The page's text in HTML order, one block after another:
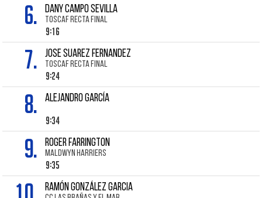
6. DANY CAMPO SEVILLA
TOSCAF RECTA FINAL
9:16
7. JOSE SUAREZ FERNANDEZ
TOSCAF RECTA FINAL
9:24
8. ALEJANDRO GARCÍA
9:34
9. ROGER FARRINGTON
MALDWYN HARRIERS
9:35
RAMÓN GONZÁLEZ GARCIA